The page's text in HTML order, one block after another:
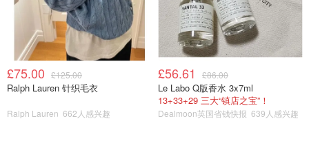
£75.00 £125.00
Ralph Lauren 针织毛衣
Ralph Lauren 662人感兴趣
£56.61 £86.00
Le Labo Q版香水 3x7ml
13+33+29 三大“镇店之宝”！
Dealmoon英国省钱快报 639人感兴趣